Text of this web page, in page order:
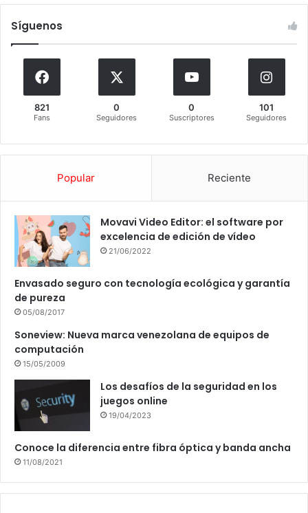
Síguenos
821
Fans
0
Seguidores
0
Suscriptores
101
Seguidores
Popular Reciente
Movavi Video Editor: el software por
excelencia de edición de vídeo
21/06/2022
Envasado seguro con tecnología ecológica y garantía
de pureza
05/08/2017
Soneview: Nueva marca venezolana de equipos de
computación
15/05/2009
Los desafíos de la seguridad en los
juegos online
19/04/2023
Conoce la diferencia entre fibra óptica y banda ancha
11/08/2021